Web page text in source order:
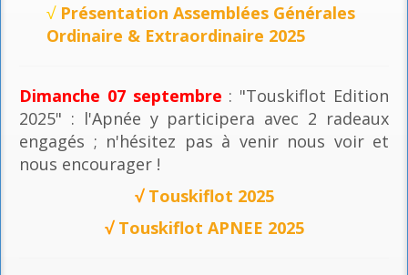
√ Présentation Assemblées Générales
Ordinaire & Extraordinaire 2025
Dimanche 07 septembre : "Touskiflot Edition
2025" : l'Apnée y participera avec 2 radeaux
engagés ; n'hésitez pas à venir nous voir et
nous encourager !
√ Touskiflot 2025
√ Touskiflot APNEE 2025